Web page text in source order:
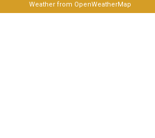
Weather from OpenWeatherMap